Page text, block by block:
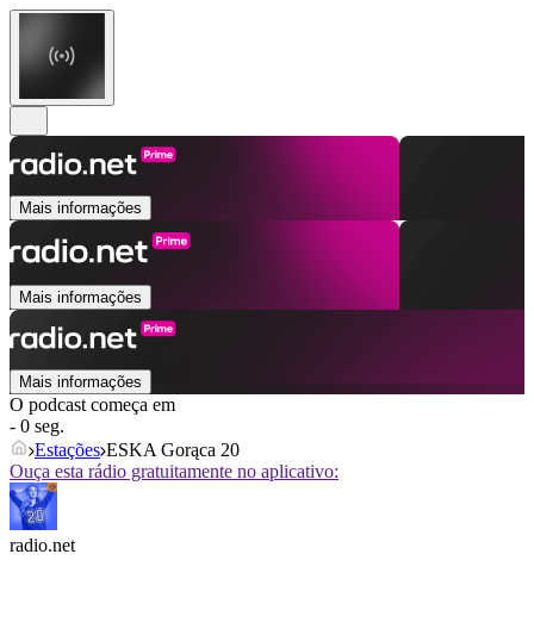
Mais informações
Mais informações
Mais informações
O podcast começa em
- 0 seg.
Estações ESKA Gorąca 20
Ouça esta rádio gratuitamente no aplicativo:
radio.net